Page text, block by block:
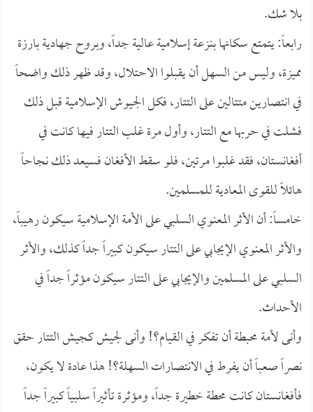
بلا شك.
رابعاً: يتمتع سكانها بنزعة إسلامية عالية جداً، وبروح جهادية بارزة
مميزة، وليس من السهل أن يقبلوا الاحتلال، وقد ظهر ذلك واضحاً
في انتصارين متتالين على التتار، فكل الجيوش الإسلامية قبل ذلك
فشلت في حربها مع التتار، وأول مرة غلب التتار فيها كانت في
أفغانستان، فقد غلبوا مرتين، فلو سقط الأفغان فسيعد ذلك نجاحاً
هائلاً للقوى المعادية للمسلمين.
خامساً: أن الأثر المعنوي السلبي على الأمة الإسلامية سيكون رهيباً،
والأثر المعنوي الإيجابي على التتار سيكون كبيراً جداً كذلك، والأثر
السلبي على المسلمين والإيجابي على التتار سيكون مؤثراً جداً في
الأحداث.
وأنى لأمة محبطة أن تفكر في القيام؟! وأنى لجيش كجيش التتار حقق
نصراً صعباً أن يفرط في الانتصارات السهلة؟! هذا عادة لا يكون،
فأفغانستان كانت محطة خطيرة جداً، ومؤثرة تأثيراً سلبياً كبيراً جداً